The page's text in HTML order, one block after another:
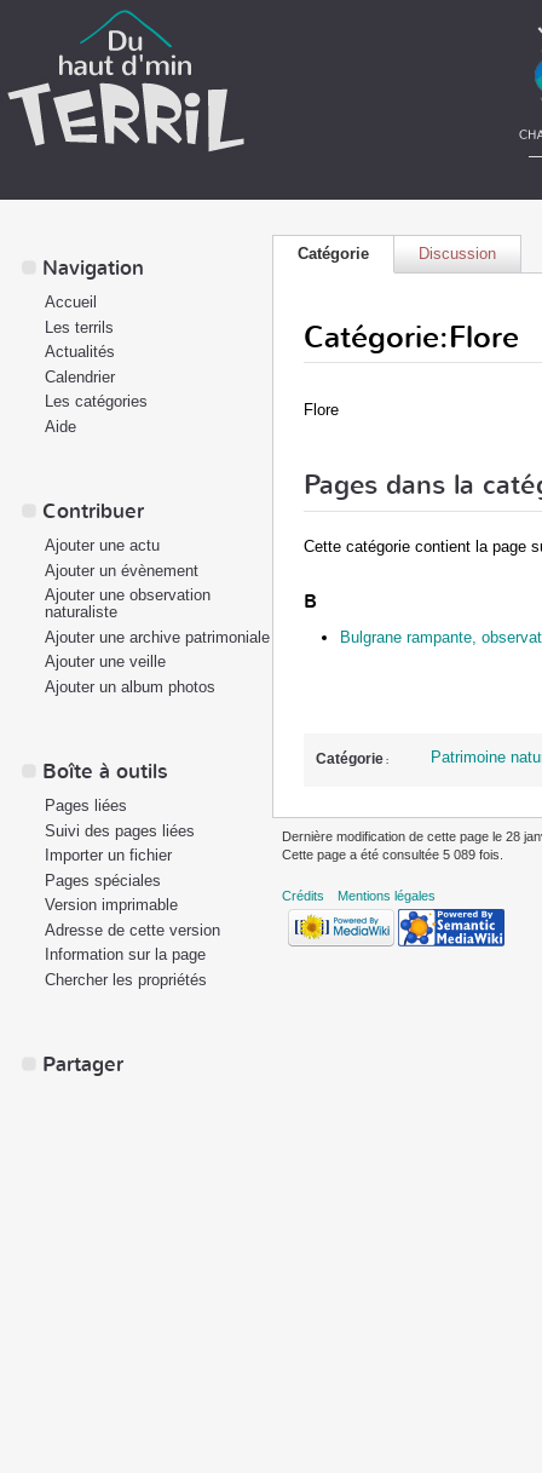
Catégorie Discussion
Catégorie:Flore
Flore
Pages dans la
Cette catégorie contient la page
B
Bulgrane rampante,
Catégorie : Patrimoine
Navigation
Accueil
Les terrils
Actualités
Calendrier
Les catégories
Aide
Contribuer
Ajouter une actu
Ajouter un évènement
Ajouter une observation
naturaliste
Ajouter une archive patrimoniale
Ajouter une veille
Ajouter un album photos
Boîte à outils
Pages liées
Suivi des pages liées
Importer un fichier
Pages spéciales
Version imprimable
Adresse de cette version
Information sur la page
Chercher les propriétés
Partager
Dernière modification de cette page le 28
Cette page a été consultée 5 089 fois.
Crédits Mentions légales